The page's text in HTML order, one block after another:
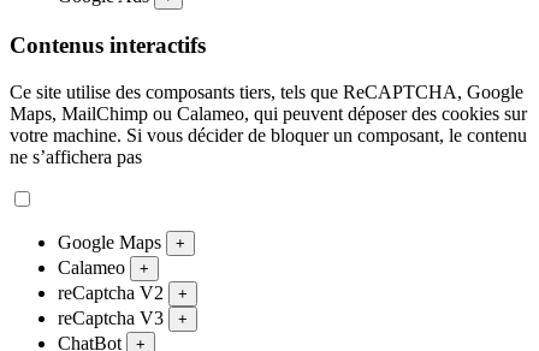
Contenus interactifs
Ce site utilise des composants tiers, tels que ReCAPTCHA, Google
Maps, MailChimp ou Calameo, qui peuvent déposer des cookies sur
votre machine. Si vous décider de bloquer un composant, le contenu
ne s’affichera pas
Google Maps +
Calameo +
reCaptcha V2 +
reCaptcha V3 +
ChatBot +